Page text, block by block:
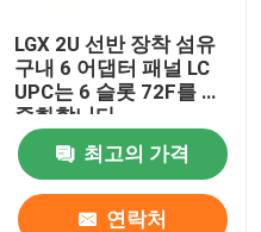
LGX 2U 선반 장착 섬유
구내 6 어댑터 패널 LC
UPC는 6 슬롯 72F를 이
중화합니다
최고의 가격
연락처